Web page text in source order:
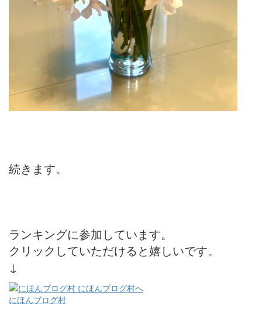
続きます。
ランキングに参加しています。
クリックしていただけると嬉しいです。
↓
にほんブログ村